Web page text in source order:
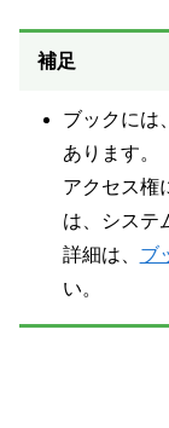
補足
ブックには
あります。
アクセス権
は、システ
詳細は、 ブ
い。